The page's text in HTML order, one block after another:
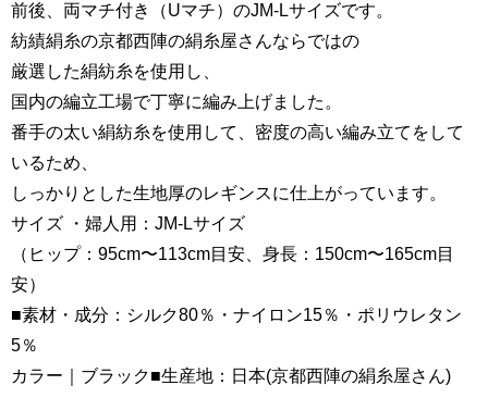
前後、両マチ付き（Uマチ）のJM-Lサイズです。
紡績絹糸の京都西陣の絹糸屋さんならではの
厳選した絹紡糸を使用し、
国内の編立工場で丁寧に編み上げました。
番手の太い絹紡糸を使用して、密度の高い編み立てをして
いるため、
しっかりとした生地厚のレギンスに仕上がっています。
サイズ ・婦人用：JM-Lサイズ
（ヒップ：95cm〜113cm目安、身長：150cm〜165cm目
安）
■素材・成分：シルク80％・ナイロン15％・ポリウレタン
5％
カラー｜ブラック■生産地：日本(京都西陣の絹糸屋さん)